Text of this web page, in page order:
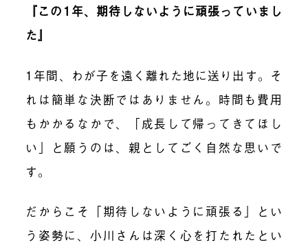
『この1年、期待しないように頑張っていまし
た』
1年間、わが子を遠く離れた地に送り出す。そ
れは簡単な決断ではありません。時間も費用
もかかるなかで、「成長して帰ってきてほし
い」と願うのは、親としてごく自然な思いで
す。
だからこそ「期待しないように頑張る」とい
う姿勢に、小川さんは深く心を打たれたとい